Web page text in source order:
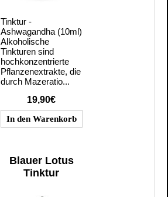
Tinktur -
Ashwagandha (10ml)
Alkoholische
Tinkturen sind
hochkonzentrierte
Pflanzenextrakte, die
durch Mazeratio...
19,90€
Blauer Lotus
Tinktur